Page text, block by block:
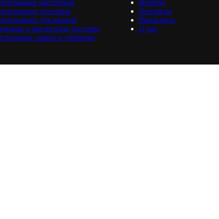
настенные
точечные
для ванной
и магнитные системы
лампы и торшеры
Возврат
Контакты
Реквизиты
О нас